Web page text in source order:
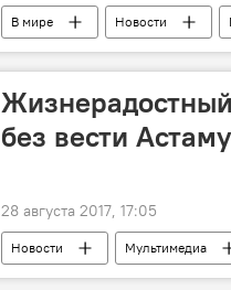
В мире Новости
без вести
28 августа 2017, 17:05
Новости Мультимедиа
Международный день пропавших